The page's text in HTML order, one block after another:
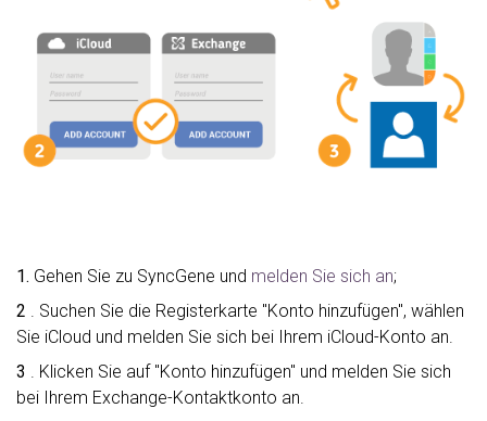
1. Gehen Sie zu SyncGene und melden Sie sich an;
2 . Suchen Sie die Registerkarte "Konto hinzufügen", wählen
Sie iCloud und melden Sie sich bei Ihrem iCloud-Konto an.
3 . Klicken Sie auf "Konto hinzufügen" und melden Sie sich
bei Ihrem Exchange-Kontaktkonto an.